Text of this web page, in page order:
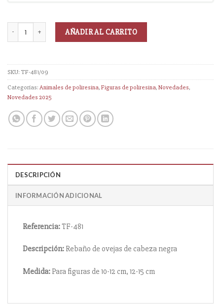
AÑADIR AL CARRITO
SKU: TF-481/09
Categorías:Animales de poliresina,Figuras de poliresina,Novedades,
Novedades 2025
DESCRIPCIÓN
INFORMACIÓN ADICIONAL
Referencia:TF-481
Descripción: Rebaño de ovejas de cabeza negra
Medida: Para figuras de 10-12 cm, 12-15 cm